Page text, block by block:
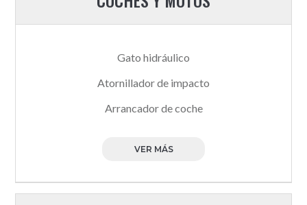
Gato hidráulico
Atornillador de impacto
Arrancador de coche
VER MÁS